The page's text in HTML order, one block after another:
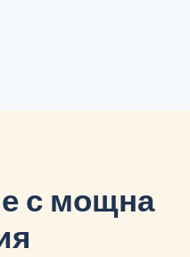
с мощна